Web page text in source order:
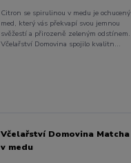
Citron se spirulinou v medu je ochucený
med, který vás překvapí svou jemnou
svěžestí a přirozeně zeleným odstínem.
Včelařství Domovina spojilo kvalitn...
Včelařství Domovina Matcha
v medu